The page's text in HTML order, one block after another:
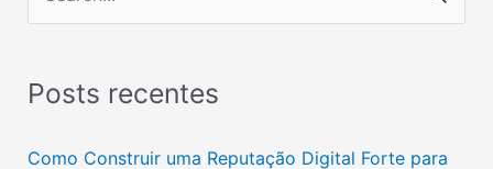
qPosts recentes
Como Construir uma Reputação Digital Forte para